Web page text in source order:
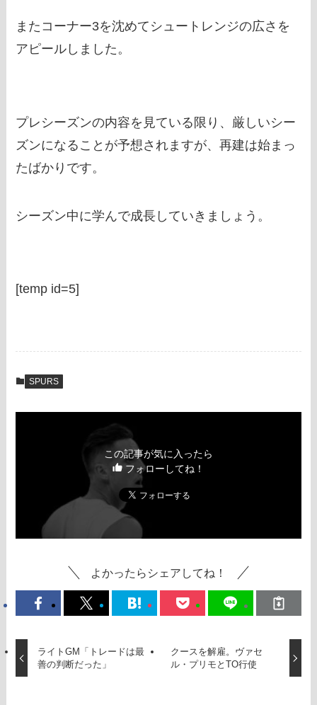
またコーナー3を沈めてシュートレンジの広さを
アピールしました。
プレシーズンの内容を見ている限り、厳しいシー
ズンになることが予想されますが、再建は始まっ
たばかりです。
シーズン中に学んで成長していきましょう。
[temp id=5]
SPURS
この記事が気に入ったら
フォローしてね！
よかったらシェアしてね！
ライトGM「トレードは最
善の判断だった」
クースを解雇。ヴァセ
ル・プリモとTO行使